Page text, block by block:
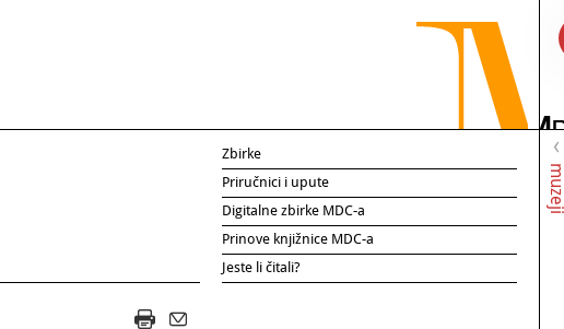
muzeji
Zbirke
Priručnici i upute
Digitalne zbirke MDC-a
Prinove knjižnice MDC-a
Jeste li čitali?